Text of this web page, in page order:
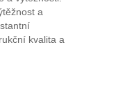
a
kvalita a